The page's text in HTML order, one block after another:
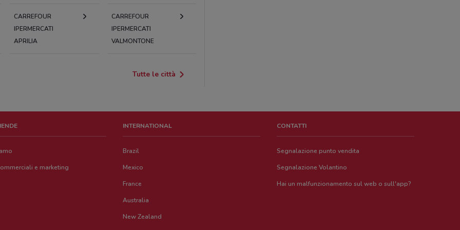
CARREFOUR
IPERMERCATI
APRILIA
CARREFOUR
IPERMERCATI
VALMONTONE
Tutte le città
e marketing
INTERNATIONAL
Brazil
Mexico
France
Australia
New Zealand
CONTATTI
Segnalazione punto vendita
Segnalazione Volantino
Hai un malfunzionamento sul web o sull'app?